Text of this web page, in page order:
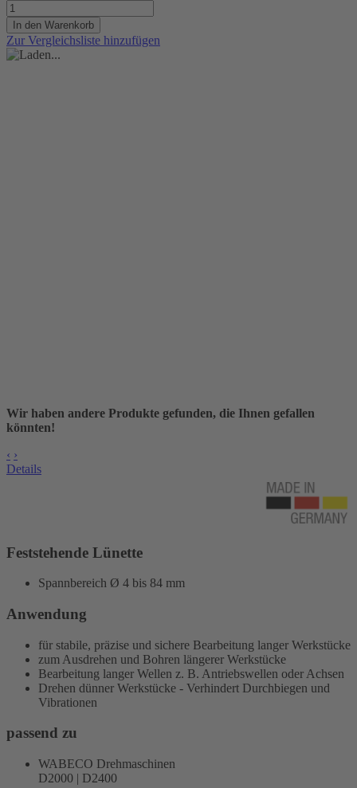
In den Warenkorb
Zur Vergleichsliste hinzufügen
Wir haben andere Produkte gefunden, die Ihnen gefallen
könnten!
‹ ›
Details
Feststehende Lünette
Spannbereich Ø 4 bis 84 mm
Anwendung
für stabile, präzise und sichere Bearbeitung langer Werkstücke
zum Ausdrehen und Bohren längerer Werkstücke
Bearbeitung langer Wellen z. B. Antriebswellen oder Achsen
Drehen dünner Werkstücke - Verhindert Durchbiegen und
Vibrationen
passend zu
WABECO Drehmaschinen
D2000 | D2400